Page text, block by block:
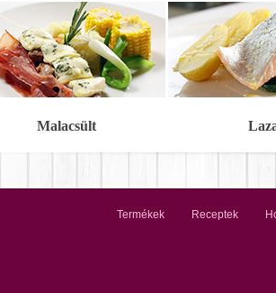
Malacsült
Termékek Receptek